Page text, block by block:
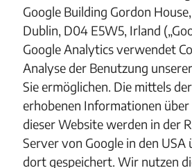
Google Building Gordon
Dublin, D04 E5W5, Irland
Google Analytics verwendet
Analyse der Benutzung
Sie ermöglichen. Die mittels
erhobenen Informationen
dieser Website werden in der
Server von Google in den
dort gespeichert. Wir nutzen